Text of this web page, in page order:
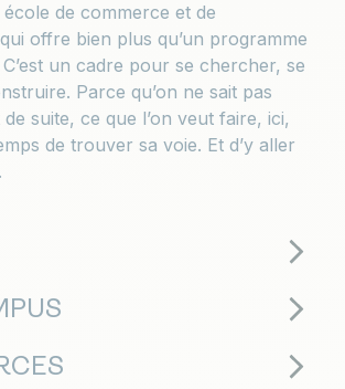
de commerce et de
offre bien plus qu’un programme
un cadre pour se chercher, se
Parce qu’on ne sait pas
suite, ce que l’on veut faire, ici,
de trouver sa voie. Et d’y aller